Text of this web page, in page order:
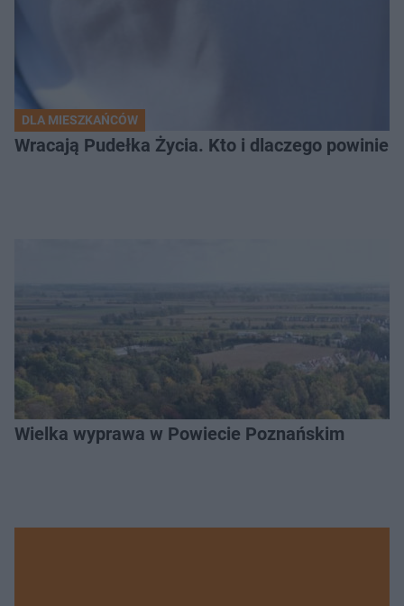
DLA MIESZKAŃCÓW
Wracają Pudełka Życia. Kto i dlaczego powinien
Wielka wyprawa w Powiecie Poznańskim